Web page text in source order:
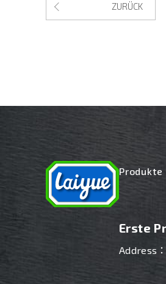
ZURÜCK
Produkte
Erste
Address：